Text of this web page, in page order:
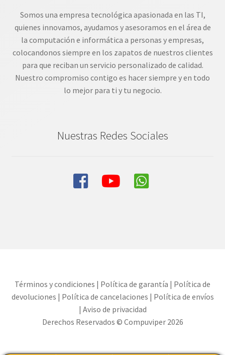
Somos una empresa tecnológica apasionada en las TI,
quienes innovamos, ayudamos y asesoramos en el área de
la computación e informática a personas y empresas,
colocandonos siempre en los zapatos de nuestros clientes
para que reciban un servicio personalizado de calidad.
Nuestro compromiso contigo es hacer siempre y en todo
lo mejor para ti y tu negocio.
Nuestras Redes Sociales
Términos y condiciones | Política de garantía | Política de
devoluciones | Política de cancelaciones | Política de envíos
| Aviso de privacidad
Derechos Reservados © Compuviper 2026